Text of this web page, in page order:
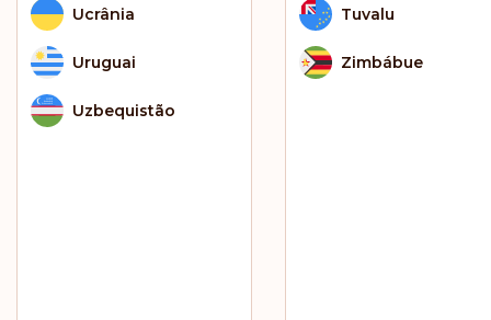
Ucrânia
Uruguai
Uzbequistão
Tuvalu
Zimbábue